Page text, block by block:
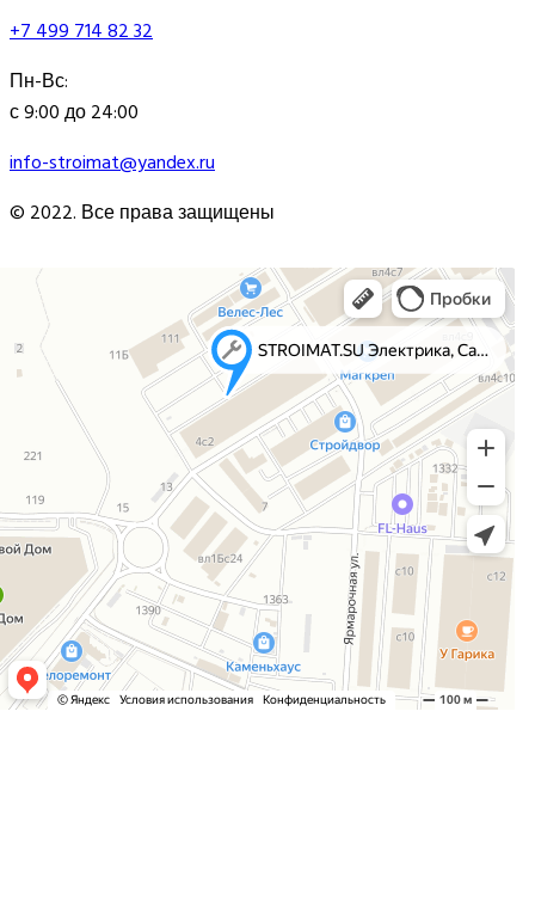
+7 499 714 82 32
Пн-Вс:
с 9:00 до 24:00
info-stroimat@yandex.ru
© 2022. Все права защищены